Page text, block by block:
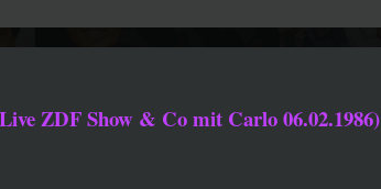
ZDF Show & Co mit Carlo 06.02.1986)